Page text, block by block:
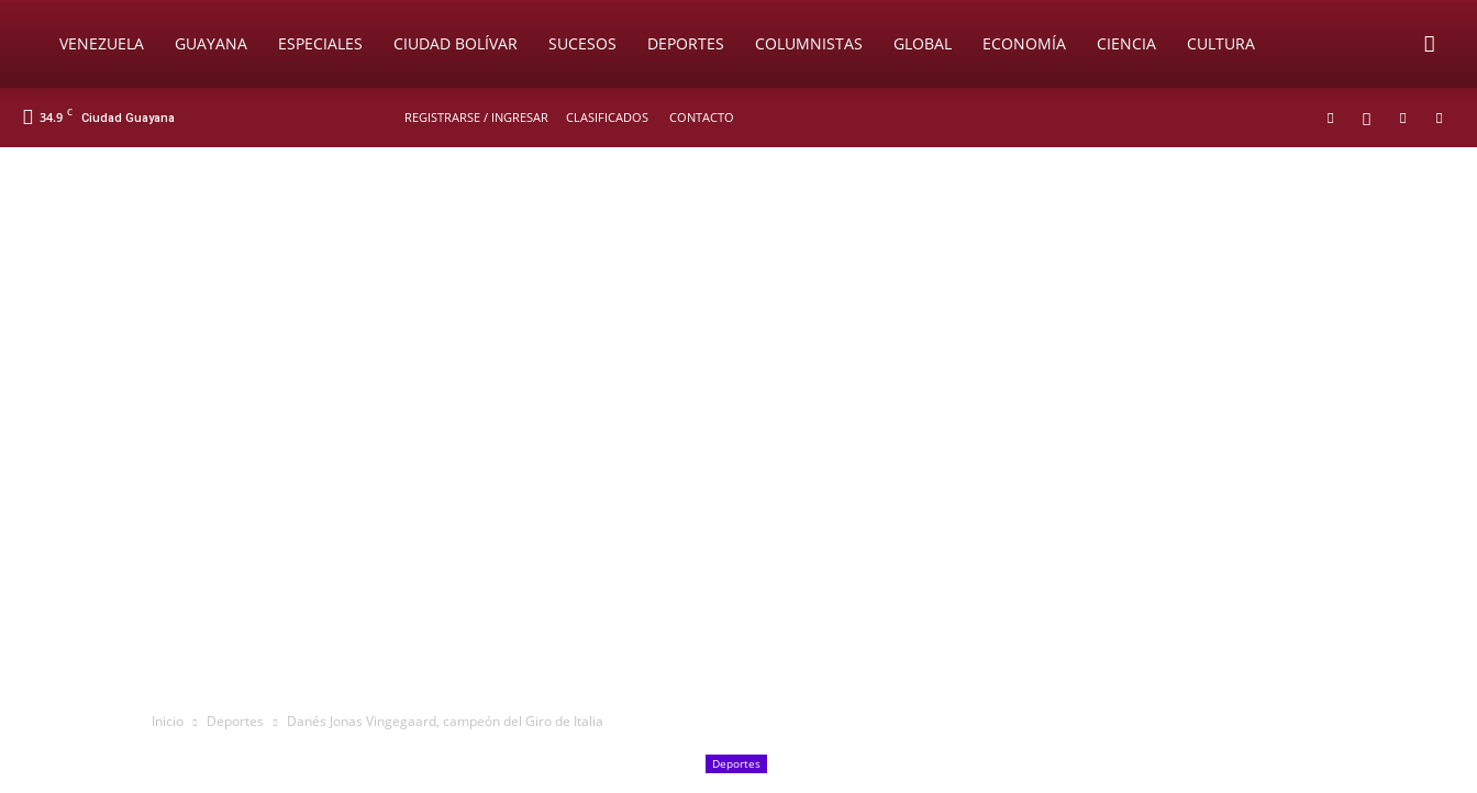
SoyVENEZUELA GUAYANA ESPECIALES CIUDAD BOLÍVAR SUCESOS DEPORTES COLUMNISTAS GLOBAL ECONOMÍA CIENCIA CULTURA
34.9 C Ciudad Guayana REGISTRARSE / INGRESAR CLASIFICADOS CONTACTO
Inicio Deportes Danés Jonas Vingegaard, campeón del Giro de Italia
Deportes